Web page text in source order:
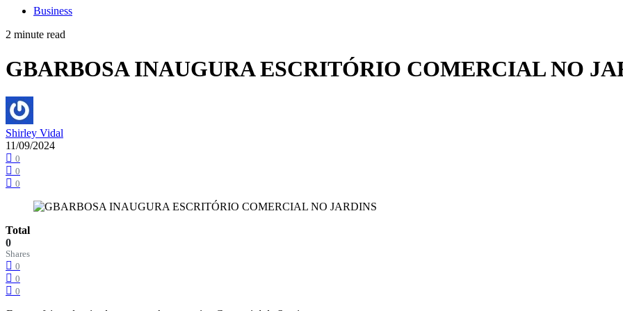
Business
2 minute read
GBARBOSA INAUGURA ESCRITÓRIO COMERCIAL NO
Shirley Vidal
11/09/2024
0
0
0
Total
0
Shares
0
0
0